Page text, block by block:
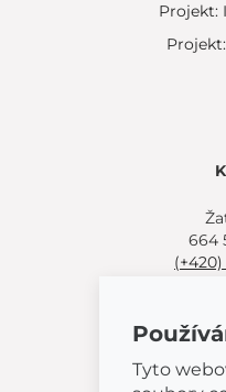
Projekt:
664
Další
Najděte
Nebo volejte
Tyto